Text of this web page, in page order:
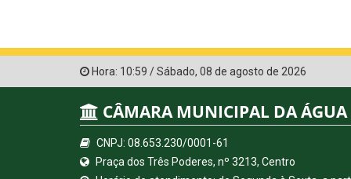
Hora: 10:59 /Sábado, 08 de agosto de 2026
CÂMARA MUNICIPAL DA ÁGUA
CNPJ: 08.653.230/0001-61
Praça dos Três Poderes, nº 3213, Centro